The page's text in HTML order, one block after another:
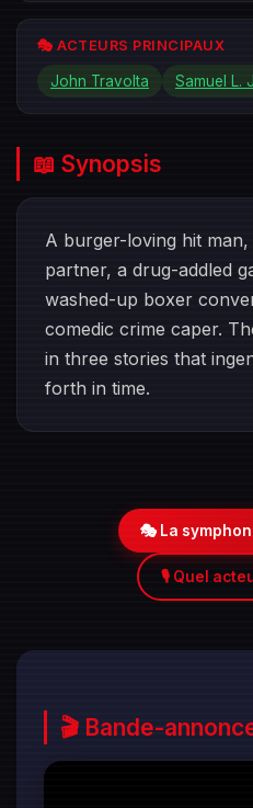
🎭 ACTEURS PRINCIPAUX
John Travolta Samuel L.
📖 Synopsis
A burger-loving hit
partner, a drug-addled
washed-up boxer
comedic crime caper.
in three stories that
forth in time.
🎭 La
🎙️ Quel
🎬 Bande-